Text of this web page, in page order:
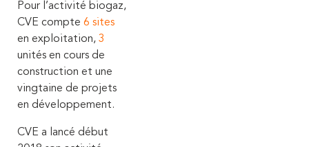
Pour l’activité biogaz,
CVE compte 6 sites
en exploitation, 3
unités en cours de
construction et une
vingtaine de projets
en développement.
CVE a lancé début